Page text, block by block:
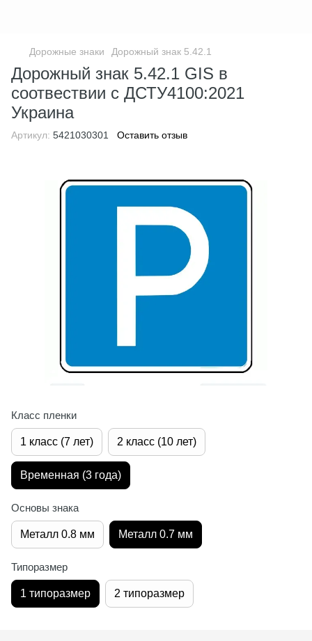
Дорожные знаки Дорожный знак 5.42.1
Дорожный знак 5.42.1 GIS в
соотвествии с ДСТУ4100:2021
Украина
Артикул: 5421030301 Оставить отзыв
Класс пленки
1 класс (7 лет) 2 класс (10 лет)
Временная (3 года)
Основы знака
Металл 0.8 мм Металл 0.7 мм
Типоразмер
1 типоразмер 2 типоразмер